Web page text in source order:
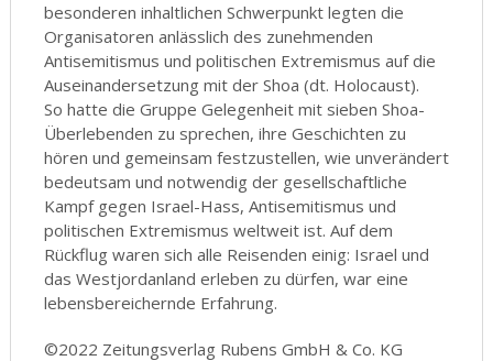
besonderen inhaltlichen Schwerpunkt legten die
Organisatoren anlässlich des zunehmenden
Antisemitismus und politischen Extremismus auf die
Auseinandersetzung mit der Shoa (dt. Holocaust).
So hatte die Gruppe Gelegenheit mit sieben Shoa-
Überlebenden zu sprechen, ihre Geschichten zu
hören und gemeinsam festzustellen, wie unverändert
bedeutsam und notwendig der gesellschaftliche
Kampf gegen Israel-Hass, Antisemitismus und
politischen Extremismus weltweit ist. Auf dem
Rückflug waren sich alle Reisenden einig: Israel und
das Westjordanland erleben zu dürfen, war eine
lebensbereichernde Erfahrung.
©2022 Zeitungsverlag Rubens GmbH & Co. KG